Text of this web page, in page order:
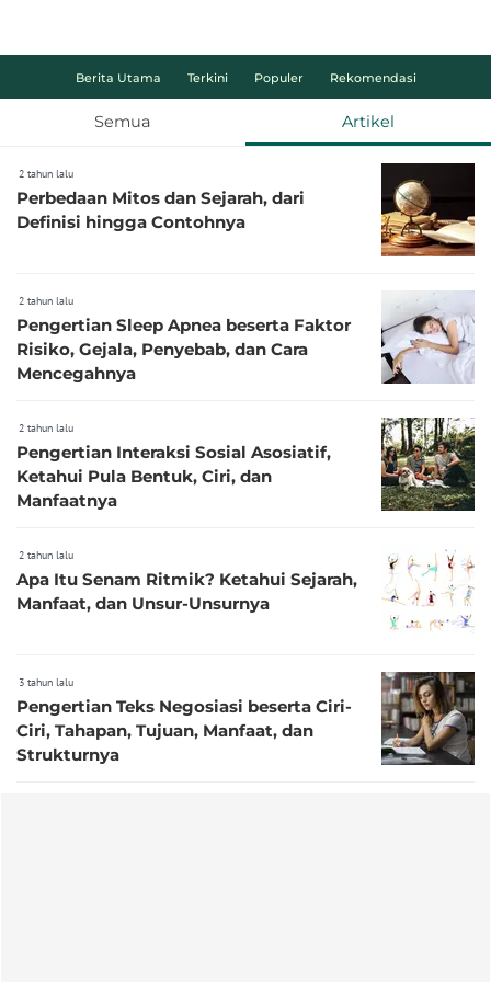
Berita Utama Terkini Populer Rekomendasi
Semua Artikel
2 tahun lalu
Perbedaan Mitos dan Sejarah, dari
Definisi hingga Contohnya
2 tahun lalu
Pengertian Sleep Apnea beserta Faktor
Risiko, Gejala, Penyebab, dan Cara
Mencegahnya
2 tahun lalu
Pengertian Interaksi Sosial Asosiatif,
Ketahui Pula Bentuk, Ciri, dan
Manfaatnya
2 tahun lalu
Apa Itu Senam Ritmik? Ketahui Sejarah,
Manfaat, dan Unsur-Unsurnya
3 tahun lalu
Pengertian Teks Negosiasi beserta Ciri-
Ciri, Tahapan, Tujuan, Manfaat, dan
Strukturnya